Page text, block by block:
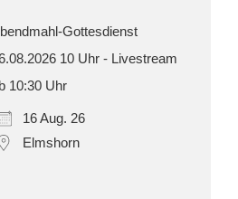
Gottesdienst
10 Uhr - Livestream
10:30 Uhr
16 Aug. 26
Elmshorn